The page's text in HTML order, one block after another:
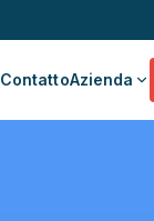
ContattoAzienda